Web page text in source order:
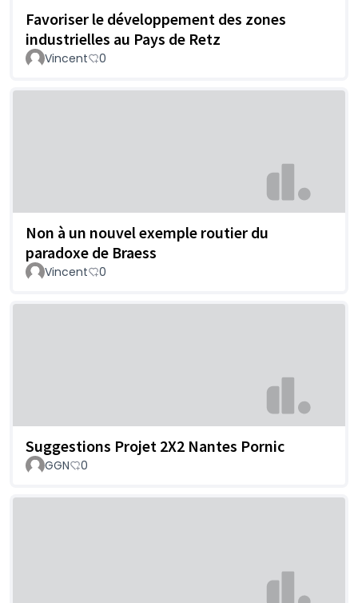
Favoriser le développement des zones
industrielles au Pays de Retz
Vincent 0
Non à un nouvel exemple routier du
paradoxe de Braess
Vincent 0
Suggestions Projet 2X2 Nantes Pornic
GGN 0